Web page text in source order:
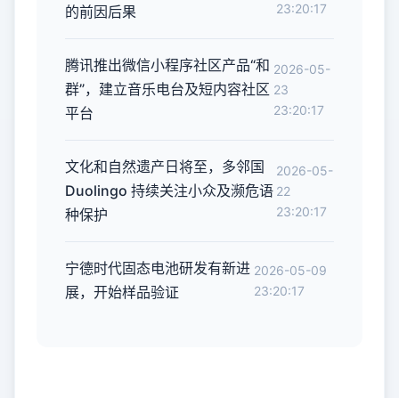
的前因后果
23:20:17
腾讯推出微信小程序社区产品“和
群”，建立音乐电台及短内容社区
平台
2026-05-
23
23:20:17
文化和自然遗产日将至，多邻国
Duolingo 持续关注小众及濒危语
种保护
2026-05-
22
23:20:17
宁德时代固态电池研发有新进
展，开始样品验证
2026-05-09
23:20:17